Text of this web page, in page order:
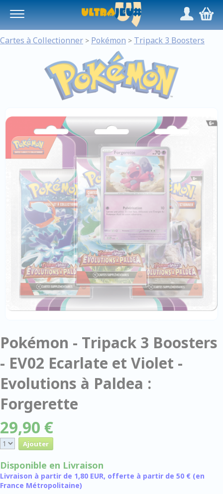
/,
Cartes à Collectionner > Pokémon > Tripack 3 Boosters
Pokémon - Tripack 3 Boosters
- EV02 Ecarlate et Violet -
Evolutions à Paldea :
Forgerette
29,90 €
Disponible en Livraison
Livraison à partir de 1,80 EUR, offerte à partir de 50 € (en
France Métropolitaine)